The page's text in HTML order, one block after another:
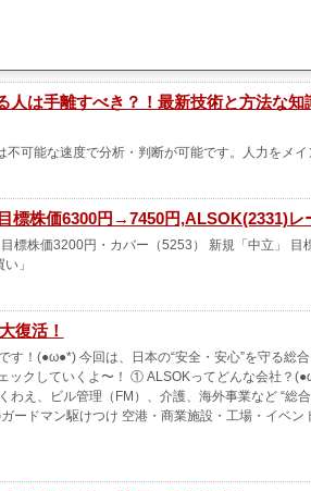
人は手離すべき？！最新技術と方法な
可能な速度で分析・判断が可能です。人力をメ
標株価6300円→7450円,ALSOK(2331)レ
標株価3200円・カバー（5253） 新規「中立」 目
」
復活！
！(●ω●*) 今回は、日本の“安全・安心”を守る総
ックしていくよ〜！ ① ALSOKってどんな会社？
え、ビル管理（FM）、介護、海外事業など “総
ードマン駆けつけ 空港・商業施設・工場・イベン